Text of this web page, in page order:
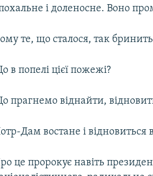
і доленосне. Воно
те, що сталося, так
в попелі цієї пожежі?
прагнемо віднайти,
Дам востане і відновиться
це пророкує навіть